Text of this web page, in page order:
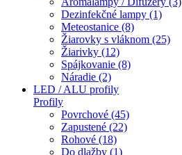
Dezinfekčné lampy (1)
Meteostanice (8)
Žiarovky s vláknom (25)
Žiarivky (12)
Spájkovanie (8)
Náradie (2)
LED / ALU profily
Profily
Povrchové (45)
Zapustené (22)
Rohové (18)
Do dlažby (1)